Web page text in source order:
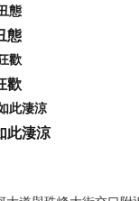
態
歡
此淒涼